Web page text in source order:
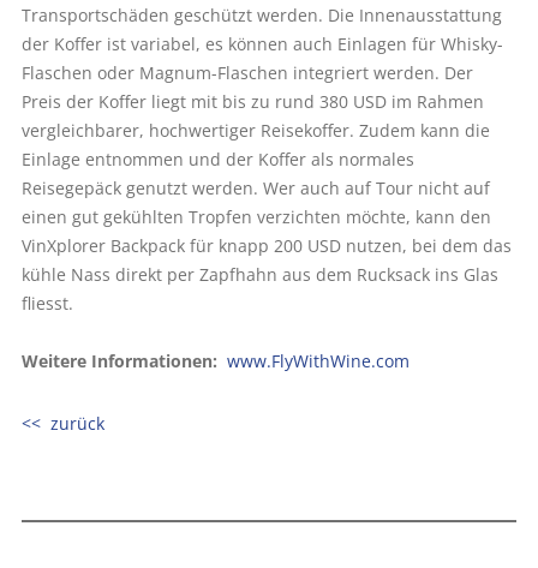
Transportschäden geschützt werden. Die Innenausstattung
der Koffer ist variabel, es können auch Einlagen für Whisky-
Flaschen oder Magnum-Flaschen integriert werden. Der
Preis der Koffer liegt mit bis zu rund 380 USD im Rahmen
vergleichbarer, hochwertiger Reisekoffer. Zudem kann die
Einlage entnommen und der Koffer als normales
Reisegepäck genutzt werden. Wer auch auf Tour nicht auf
einen gut gekühlten Tropfen verzichten möchte, kann den
VinXplorer Backpack für knapp 200 USD nutzen, bei dem das
kühle Nass direkt per Zapfhahn aus dem Rucksack ins Glas
fliesst.
Weitere Informationen: www.FlyWithWine.com
<< zurück